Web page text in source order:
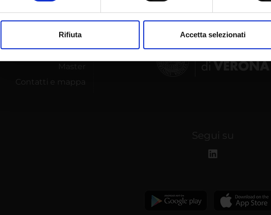
modificare o ritirare il tuo consenso in qualsiasi momento dalla Dichiarazione
di analisi dei dati web, pubblicità e social media, i quali potrebbero
che hanno raccolto dal tuo utilizzo dei loro servizi.
Rifiuta Accetta selezionati
Dottorati
Master
Contatti e mappa
Segui su